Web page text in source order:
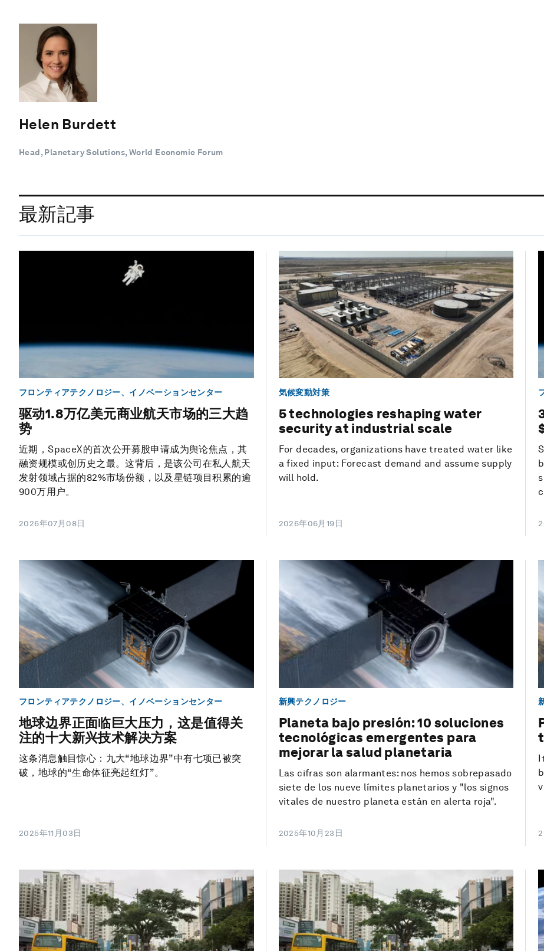
Helen Burdett
Head, Planetary Solutions, World Economic Forum
最新記事
フロンティアテクノロジー、イノベーションセンター
驱动1.8万亿美元商业航天市场的三大趋
势
近期，SpaceX的首次公开募股申请成为舆论焦点，其
融资规模或创历史之最。这背后，是该公司在私人航天
发射领域占据的82%市场份额，以及星链项目积累的逾
900万用户。
2026年07月08日
気候変動対策
5 technologies reshaping water
security at industrial scale
For decades, organizations have treated water like
a fixed input: Forecast demand and assume supply
will hold.
2026年06月19日
フロンティアテクノロジー、イノベーションセンター
地球边界正面临巨大压力，这是值得关
注的十大新兴技术解决方案
这条消息触目惊心：九大“地球边界”中有七项已被突
破，地球的“生命体征亮起红灯”。
2025年11月03日
新興テクノロジー
Planeta bajo presión: 10 soluciones
tecnológicas emergentes para
mejorar la salud planetaria
Las cifras son alarmantes: nos hemos sobrepasado
siete de los nueve límites planetarios y "los signos
vitales de nuestro planeta están en alerta roja".
2025年10月23日